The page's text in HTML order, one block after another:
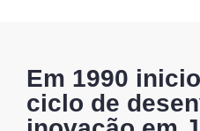
Em 1990
ciclo de